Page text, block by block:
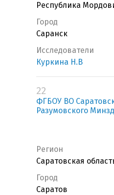
Республика
Город
Саранск
Исследователи
Куркина Н.В
22
ФГБОУ ВО
Разумовского
Регион
Саратовская
Город
Саратов